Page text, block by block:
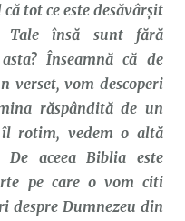
tot ce este desăvârşit
Tale însă sunt fără
Înseamnă că de
verset, vom descoperi
răspândită de un
rotim, vedem o altă
aceea Biblia este
pe care o vom citi
despre Dumnezeu din